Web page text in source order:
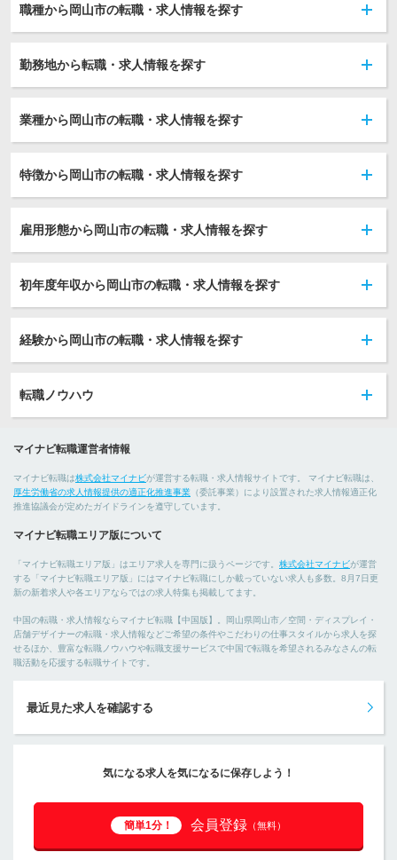
職種から岡山市の転職・求人情報を探す
勤務地から転職・求人情報を探す
業種から岡山市の転職・求人情報を探す
特徴から岡山市の転職・求人情報を探す
雇用形態から岡山市の転職・求人情報を探す
初年度年収から岡山市の転職・求人情報を探す
経験から岡山市の転職・求人情報を探す
転職ノウハウ
マイナビ転職運営者情報
マイナビ転職は株式会社マイナビが運営する転職・求人情報サイトです。 マイナビ転職は、
厚生労働省の求人情報提供の適正化推進事業 （委託事業）により設置された求人情報適正化
推進協議会が定めたガイドラインを遵守しています。
マイナビ転職エリア版について
「マイナビ転職エリア版」はエリア求人を専門に扱うページです。 株式会社マイナビが運営
する「マイナビ転職エリア版」にはマイナビ転職にしか載っていない求人も多数。8月7日更
新の新着求人や各エリアならではの求人特集も掲載してます。
中国の転職・求人情報ならマイナビ転職【中国版】。岡山県岡山市／空間・ディスプレイ・
店舗デザイナーの転職・求人情報などご希望の条件やこだわりの仕事スタイルから求人を探
せるほか、豊富な転職ノウハウや転職支援サービスで中国で転職を希望されるみなさんの転
職活動を応援する転職サイトです。
最近見た求人を確認する
気になる求人を気になるに保存しよう！
簡単1分！ 会員登録 （無料）